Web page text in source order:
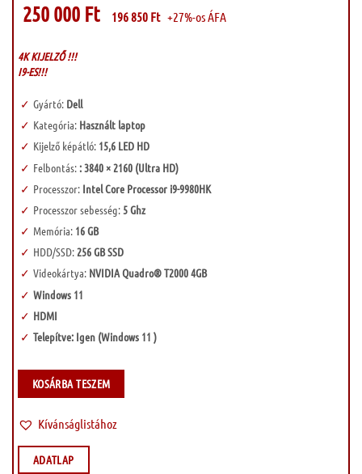
250 000 Ft 196 850 Ft +27%-os ÁFA
4K KIJELZŐ !!!
I9-ES!!!
Gyártó:Dell
Kategória: Használt laptop
Kijelző képátló: 15,6 LED HD
Felbontás::3840 × 2160 (Ultra HD)
Processzor:Intel Core Processor i9-9980HK
Processzor sebesség:5 Ghz
Memória:16 GB
HDD/SSD:256 GB SSD
Videokártya: NVIDIA Quadro® T2000 4GB
Windows 11
HDMI
Telepítve: Igen (Windows 11 )
KOSÁRBA TESZEM
Kívánságlistához
ADATLAP